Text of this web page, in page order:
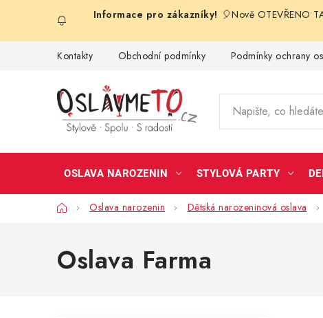
obsah
🎈Nově OTEVŘENO
Kontakty Obchodní podmínky Podmínky ochrany
OSLAVA NAROZENIN STYLOVÁ PARTY
DomůOslava narozenin Dětská narozeninová oslava
Oslava Farma